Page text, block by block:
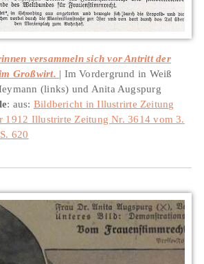
versammeln sich vor Antritt der
Großwirt.
Im Vordergrund in Weiß
(links) und Anita Augspurg
: aus: Bildbericht in Illustrirte Zeitung
1912 Illustrirte Zeitung Nr. 3614 vom 3.
620